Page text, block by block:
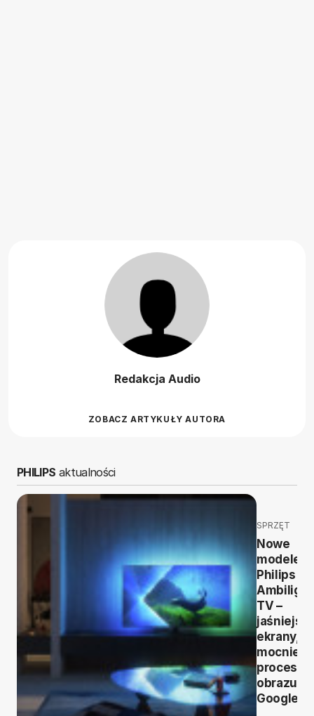
Redakcja Audio
ZOBACZ ARTYKUŁY AUTORA
PHILIPS aktualności
SPRZĘT
Nowe
modele
Philips
Ambilight
TV –
ekrany,
procesor
obrazu i
Google